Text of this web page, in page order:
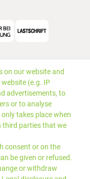
on our website and
(e.g. IP
advertisements, to
or to analyse
takes place when
third parties that we
consent or on the
be given or refused.
or withdraw